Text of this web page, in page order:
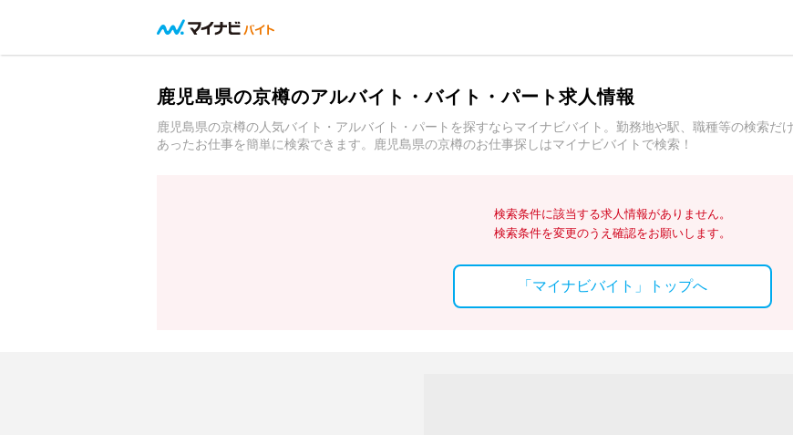
鹿児島県の京樽のアルバイト・バイト・パート求人情報
鹿児島県の京樽の人気バイト・アルバイト・パートを探すならマイナビバイト。勤務地や駅、職種等の検索だ
あったお仕事を簡単に検索できます。鹿児島県の京樽のお仕事探しはマイナビバイトで検索！
検索条件に該当する求人情報がありません。
検索条件を変更のうえ確認をお願いします。
「マイナビバイト」トップへ